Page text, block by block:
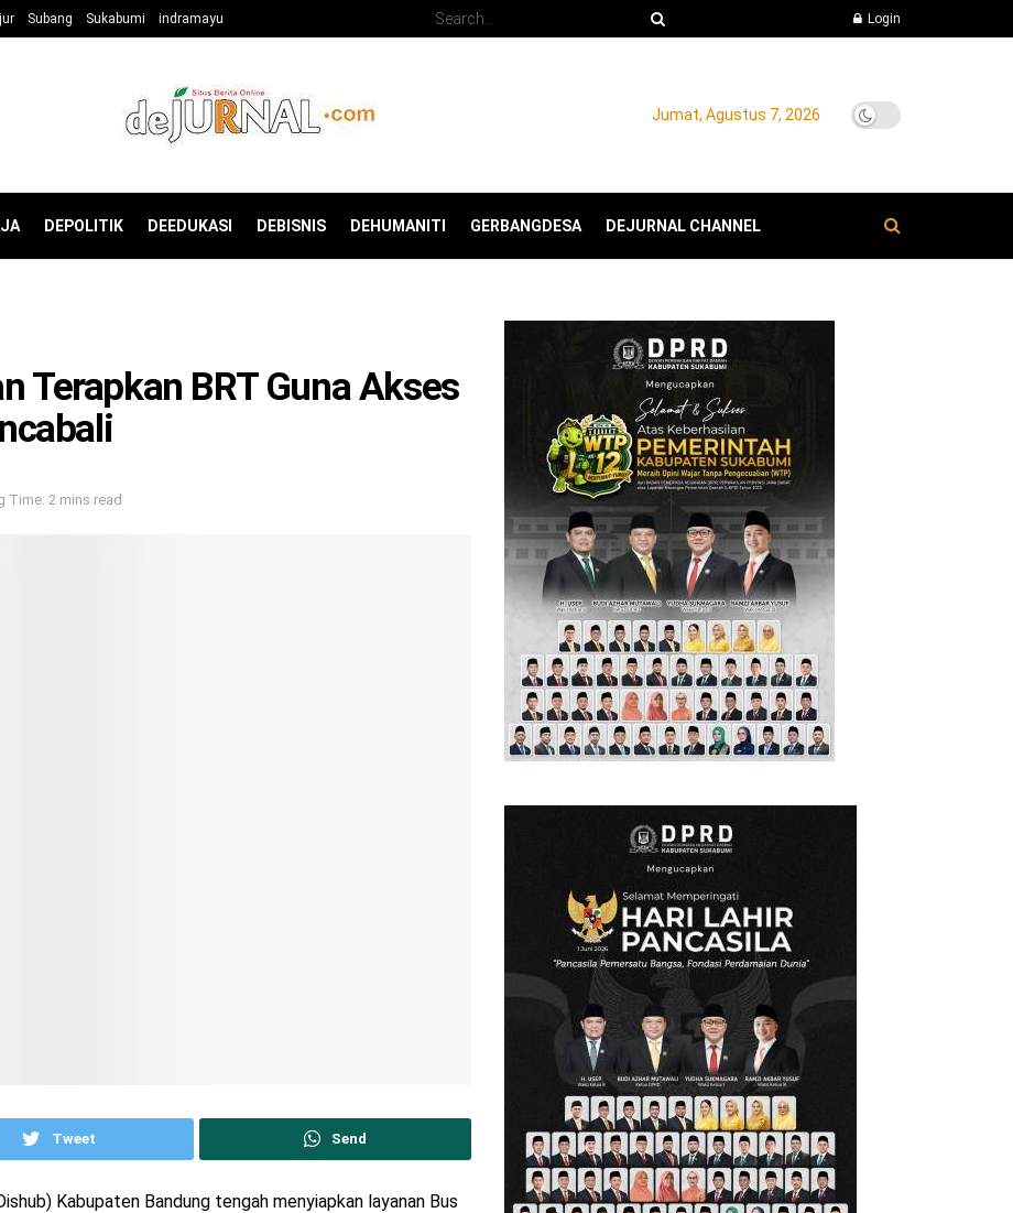
Subang Sukabumi indramayu Login
Jumat, Agustus 7, 2026
DEPOLITIK DEEDUKASI DEBISNIS DEHUMANITI GERBANGDESA DEJURNAL CHANNEL
Terapkan BRT Guna Akses
Time: 2 mins read
Tweet Send
Kabupaten Bandung tengah menyiapkan layanan Bus